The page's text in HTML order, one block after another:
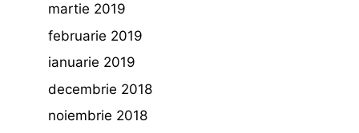
martie 2019
februarie 2019
ianuarie 2019
decembrie 2018
noiembrie 2018